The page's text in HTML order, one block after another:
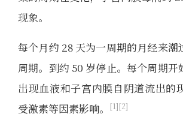
现象。
每个月约 28 天为一周期的月经来潮
周期。到约 50 岁停止。每个周期开
出现血液和子宫内膜自阴道流出的
受激素等因素影响。
1 2